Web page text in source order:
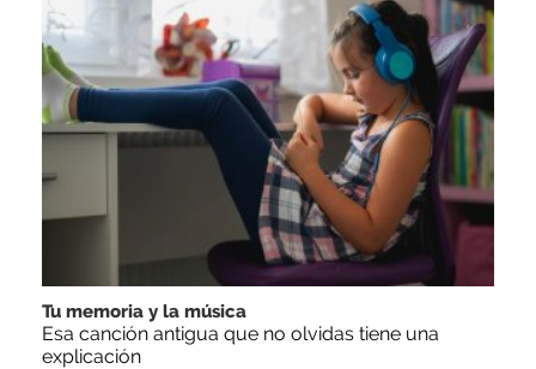
Tu memoria y la música
Esa canción antigua que no olvidas tiene una
explicación